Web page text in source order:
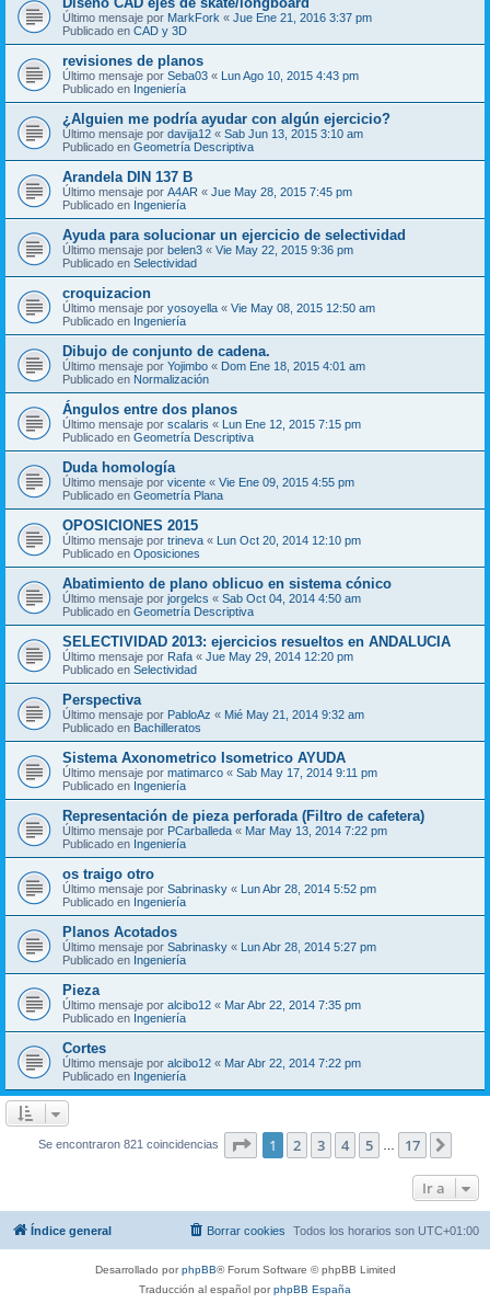
Último mensaje por MarkFork « Jue Ene 21, 2016 3:37 pm
Publicado en CAD y 3D
revisiones de planos
Último mensaje por Seba03 « Lun Ago 10, 2015 4:43 pm
Publicado en Ingeniería
¿Alguien me podría ayudar con algún ejercicio?
Último mensaje por davija12 « Sab Jun 13, 2015 3:10 am
Publicado en Geometría Descriptiva
Arandela DIN 137 B
Último mensaje por A4AR « Jue May 28, 2015 7:45 pm
Publicado en Ingeniería
Ayuda para solucionar un ejercicio de selectividad
Último mensaje por belen3 « Vie May 22, 2015 9:36 pm
Publicado en Selectividad
croquizacion
Último mensaje por yosoyella « Vie May 08, 2015 12:50 am
Publicado en Ingeniería
Dibujo de conjunto de cadena.
Último mensaje por Yojimbo « Dom Ene 18, 2015 4:01 am
Publicado en Normalización
Ángulos entre dos planos
Último mensaje por scalaris « Lun Ene 12, 2015 7:15 pm
Publicado en Geometría Descriptiva
Duda homología
Último mensaje por vicente « Vie Ene 09, 2015 4:55 pm
Publicado en Geometría Plana
OPOSICIONES 2015
Último mensaje por trineva « Lun Oct 20, 2014 12:10 pm
Publicado en Oposiciones
Abatimiento de plano oblicuo en sistema cónico
Último mensaje por jorgelcs « Sab Oct 04, 2014 4:50 am
Publicado en Geometría Descriptiva
SELECTIVIDAD 2013: ejercicios resueltos en ANDALUCIA
Último mensaje por Rafa « Jue May 29, 2014 12:20 pm
Publicado en Selectividad
Perspectiva
Último mensaje por PabloAz « Mié May 21, 2014 9:32 am
Publicado en Bachilleratos
Sistema Axonometrico Isometrico AYUDA
Último mensaje por matimarco « Sab May 17, 2014 9:11 pm
Publicado en Ingeniería
Representación de pieza perforada (Filtro de cafetera)
Último mensaje por PCarballeda « Mar May 13, 2014 7:22 pm
Publicado en Ingeniería
os traigo otro
Último mensaje por Sabrinasky « Lun Abr 28, 2014 5:52 pm
Publicado en Ingeniería
Planos Acotados
Último mensaje por Sabrinasky « Lun Abr 28, 2014 5:27 pm
Publicado en Ingeniería
Pieza
Último mensaje por alcibo12 « Mar Abr 22, 2014 7:35 pm
Publicado en Ingeniería
Cortes
Último mensaje por alcibo12 « Mar Abr 22, 2014 7:22 pm
Publicado en Ingeniería
Se encontraron 821 coincidencias Página de 17
1 2 3 4 5 17
Ir a
Índice general Todos los horarios son UTC+01:00
Borrar cookies
Desarrollado porphpBB® Forum Software © phpBB Limited
Traducción al español porphpBB España